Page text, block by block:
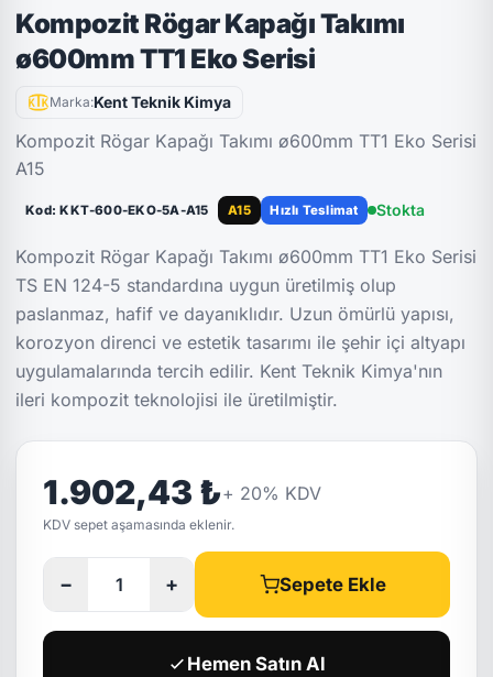
Kompozit Rögar Kapağı Takımı
ø600mm TT1 Eko Serisi
Marka:Kent Teknik Kimya
Kompozit Rögar Kapağı Takımı ø600mm TT1 Eko Serisi
A15
Kod: KKT-600-EKO-5A-A15 A15 Hızlı Teslimat Stokta
Kompozit Rögar Kapağı Takımı ø600mm TT1 Eko Serisi
TS EN 124-5 standardına uygun üretilmiş olup
paslanmaz, hafif ve dayanıklıdır. Uzun ömürlü yapısı,
korozyon direnci ve estetik tasarımı ile şehir içi altyapı
uygulamalarında tercih edilir. Kent Teknik Kimya'nın
ileri kompozit teknolojisi ile üretilmiştir.
1.902,43 ₺+ 20% KDV
KDV sepet aşamasında eklenir.
− + Sepete Ekle
Hemen Satın Al